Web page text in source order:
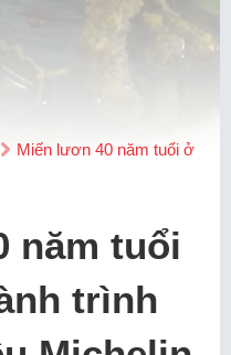
Miến lươn 40 năm tuổi ở
năm tuổi
trình